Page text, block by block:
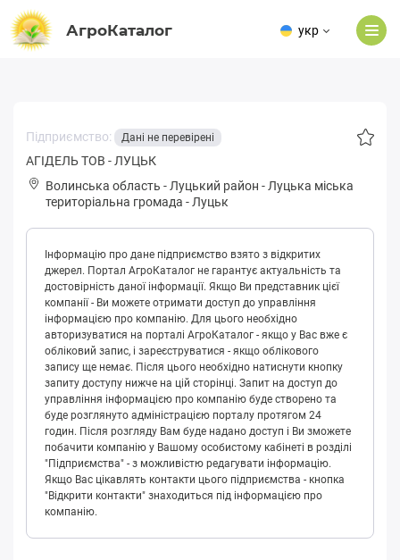
АгроКаталог укр
Підприємство: Дані не перевірені
АГІДЕЛЬ ТОВ - ЛУЦЬК
Волинська область - Луцький район - Луцькa міська
територіальна громада - Луцьк
Інформацію про дане підприємство взято з відкритих
джерел. Портал АгроКаталог не гарантує актуальність та
достовірність даної інформації. Якщо Ви представник цієї
компанії - Ви можете отримати доступ до управління
інформацією про компанію. Для цього необхідно
авторизуватися на порталі АгроКаталог - якщо у Вас вже є
обліковий запис, і зареєструватися - якщо облікового
запису ще немає. Після цього необхідно натиснути кнопку
запиту доступу нижче на цій сторінці. Запит на доступ до
управління інформацією про компанію буде створено та
буде розглянуто адміністрацією порталу протягом 24
годин. Після розгляду Вам буде надано доступ і Ви зможете
побачити компанію у Вашому особистому кабінеті в розділі
"Підприємства" - з можливістю редагувати інформацію.
Якщо Вас цікавлять контакти цього підприємства - кнопка
"Відкрити контакти" знаходиться під інформацією про
компанію.